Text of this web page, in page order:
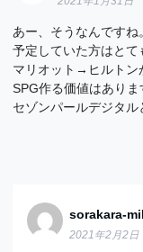
あー、そうなんですね
予定していた方はとて
マリオット→ヒルトン
SPG作る価値はありま
セゾンパールデジタル
sorakara-
2021年2月2日